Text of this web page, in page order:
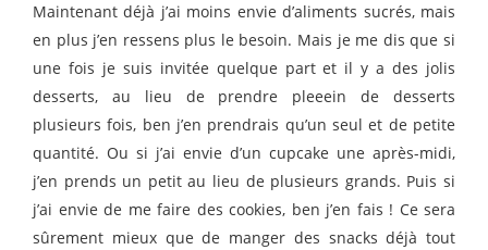
Maintenant déjà j’ai moins envie d’aliments sucrés, mais
en plus j’en ressens plus le besoin. Mais je me dis que si
une fois je suis invitée quelque part et il y a des jolis
desserts, au lieu de prendre pleeein de desserts
plusieurs fois, ben j’en prendrais qu’un seul et de petite
quantité. Ou si j’ai envie d’un cupcake une après-midi,
j’en prends un petit au lieu de plusieurs grands. Puis si
j’ai envie de me faire des cookies, ben j’en fais ! Ce sera
sûrement mieux que de manger des snacks déjà tout